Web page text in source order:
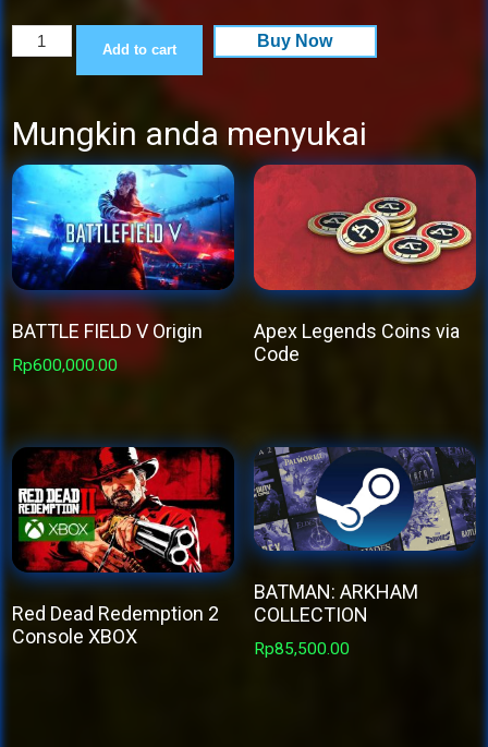
Left
2
quantity
Add to cart Buy Now
Mungkin anda menyukai
BATTLE FIELD V Origin
Rp600,000.00
Apex Legends Coins via
Code
has
multiple
variants.
The
options
may
be
Red Dead Redemption 2
Console XBOX
BATMAN: ARKHAM
COLLECTION
Rp85,500.00